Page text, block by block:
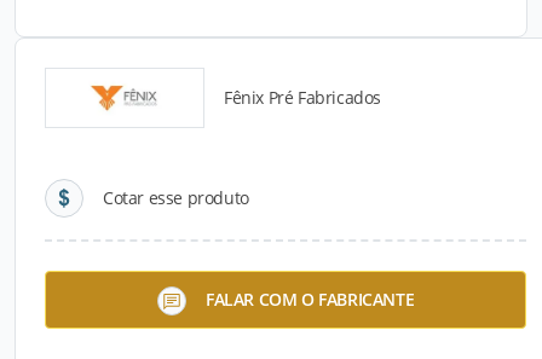
Fênix Pré Fabricados
Cotar esse produto
FALAR COM O FABRICANTE
Detalhes do produto
Descrição do Produto
A linha de Pré-fabricados de Concreto da Fênix é
composta pelas peças: Calha J, Escada, Painel de